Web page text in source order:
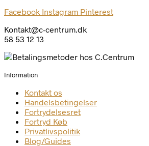
Facebook Instagram Pinterest
Kontakt@c-centrum.dk
58 53 12 13
Information
Kontakt os
Handelsbetingelser
Fortrydelsesret
Fortryd Køb
Privatlivspolitik
Blog/Guides